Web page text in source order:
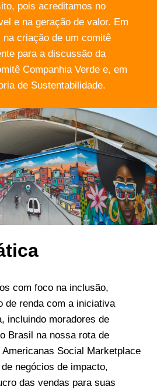
pois acreditamos no
e na geração de valor. Em
criação de um comitê
para a discussão da
Companhia Verde e, em
de Sustentabilidade.
com foco na inclusão,
de renda com a iniciativa
incluindo moradores de
Brasil na nossa rota de
Social Marketplace
negócios de impacto,
das vendas para suas